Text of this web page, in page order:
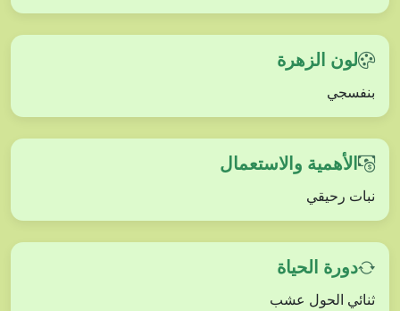
لون الزهرة
بنفسجي
الأهمية والاستعمال
نبات رحيقي
دورة الحياة
ثنائي الحول عشب